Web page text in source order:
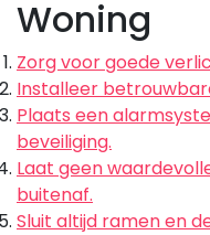
Woning
Zorg voor goede
Installeer
Plaats een
beveiliging.
Laat geen
buitenaf.
Sluit altijd ramen en